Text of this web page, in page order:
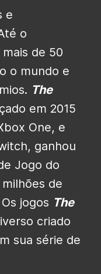
e
o
de 50
o mundo e
The
em 2015
One, e
ganhou
Jogo do
de
jogos The
criado
sua série de